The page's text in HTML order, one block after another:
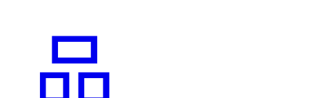
品